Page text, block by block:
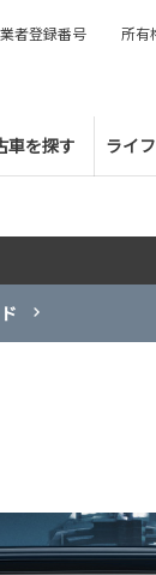
車を探す ライ
者登録番号 所有